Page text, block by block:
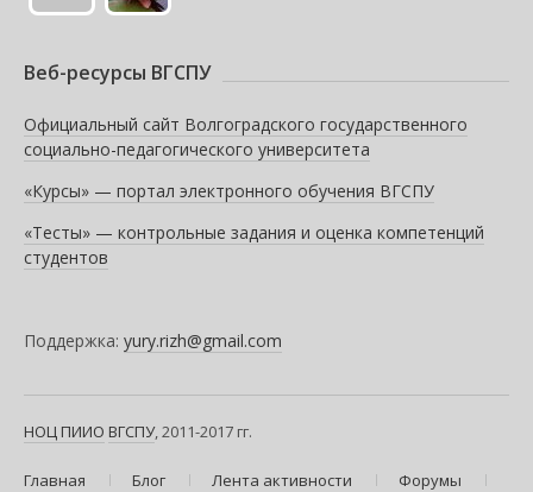
Веб-ресурсы ВГСПУ
Официальный сайт Волгоградского государственного
социально-педагогического университета
«Курсы» — портал электронного обучения ВГСПУ
«Тесты» — контрольные задания и оценка компетенций
студентов
Поддержка: yury.rizh@gmail.com
НОЦ ПИИО ВГСПУ, 2011-2017 гг.
Главная Блог Лента активности Форумы